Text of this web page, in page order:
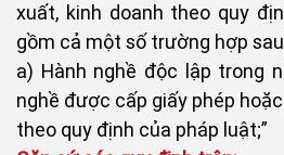
xuất, kinh doanh theo quy
gồm cả một số trường hợp
a) Hành nghề độc lập trong
nghề được cấp giấy phép
theo quy định của pháp luật;”